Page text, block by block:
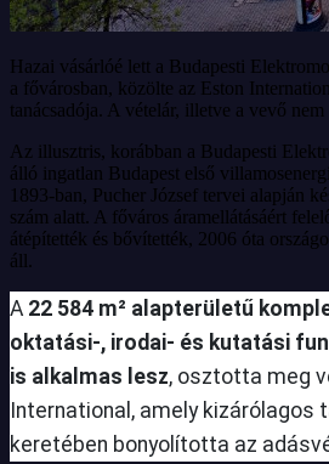
Hazai vásárlóé lett a Budapesti
a fővárosban, közölte az Eston
tanácsadója. A vételár, illetve a vevő nem
Az illusztris, korábban a Budapesti
álló ingatlan Budapest első
1893-ban, Pucher József tervei alapján
szám alatt. A főváros áramellátásáért
átépítették és bővítették, 2006 óta
áll.
A 22 584 m² alapterületű
oktatási-, irodai- és kutatási
is alkalmas lesz, osztotta meg
International, amely kizárólagos
keretében bonyolította az